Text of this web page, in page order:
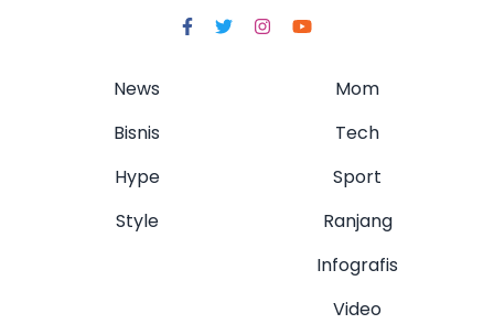
News
Bisnis
Hype
Style
Mom
Tech
Sport
Ranjang
Infografis
Video